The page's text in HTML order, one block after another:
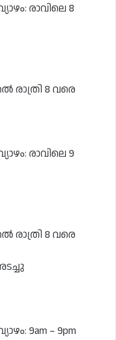
രാവിലെ 8
രാത്രി 8 വരെ
രാവിലെ 9
രാത്രി 8 വരെ
9am – 9pm